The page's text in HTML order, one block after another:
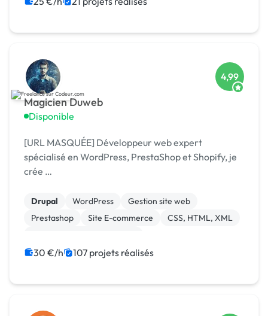
Magicien Duweb
Disponible
4,99
[URL MASQUÉE] Développeur web expert
spécialisé en WordPress, PrestaShop et Shopify, je
crée …
Drupal WordPress
Gestion site web
Prestashop
Site E-commerce
CSS, HTML, XML
Création de site internet
WooCommerce
30 €/h 107 projets réalisés